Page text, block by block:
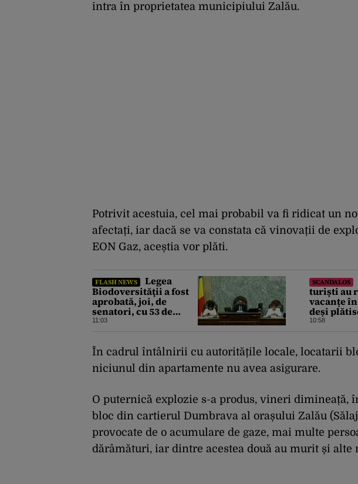
intra în proprietatea municipiului Zalău.
Potrivit acestuia, cel mai probabil va fi ridicat un
afectați, iar dacă se va constata că vinovații de
EON Gaz, aceștia vor plăti.
FLASH NEWS
Legea
Biodoversităţii a fost
aprobată, joi, de
senatori, cu 53 de
voturi pentru şi 18
11:03
SCANDALOS
turiști au
vacanțe
deși
euro. Cum
10:58
În cadrul întâlnirii cu autoritățile locale, locatarii
niciunul din apartamente nu avea asigurare.
O puternică explozie s-a produs, vineri dimineață,
bloc din cartierul Dumbrava al orașului Zalău
provocate de o acumulare de gaze, mai multe
dărâmături, iar dintre acestea două au murit și alte